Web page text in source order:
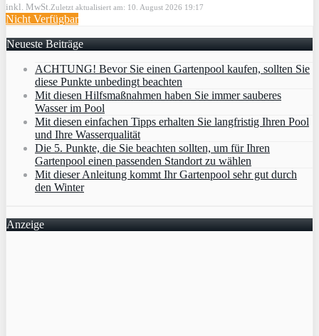
inkl. MwSt. Zuletzt aktualisiert am: 10. August 2026 19:17
Nicht Verfügbar
Neueste Beiträge
ACHTUNG! Bevor Sie einen Gartenpool kaufen, sollten Sie
diese Punkte unbedingt beachten
Mit diesen Hilfsmaßnahmen haben Sie immer sauberes
Wasser im Pool
Mit diesen einfachen Tipps erhalten Sie langfristig Ihren Pool
und Ihre Wasserqualität
Die 5. Punkte, die Sie beachten sollten, um für Ihren
Gartenpool einen passenden Standort zu wählen
Mit dieser Anleitung kommt Ihr Gartenpool sehr gut durch
den Winter
Anzeige